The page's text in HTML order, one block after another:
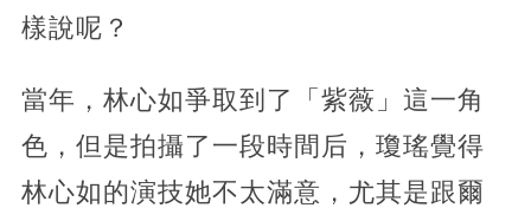
樣說呢？
當年，林心如爭取到了「紫薇」這一角
色，但是拍攝了一段時間后，瓊瑤覺得
林心如的演技她不太滿意，尤其是跟爾